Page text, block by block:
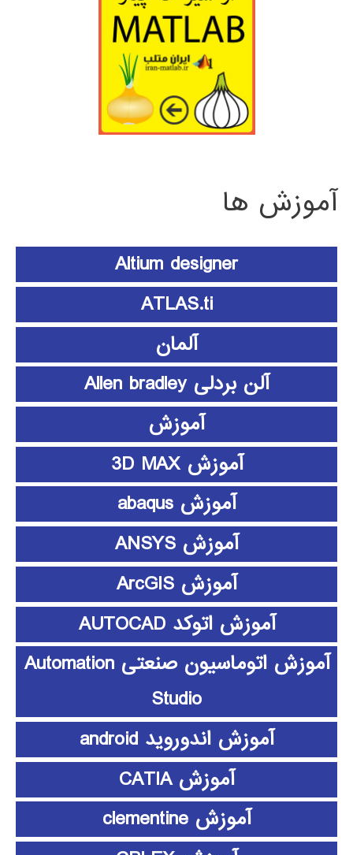
آموزش ها
Altium designer
ATLAS.ti
آلمان
آلن بردلی Allen bradley
آموزش
آموزش 3D MAX
آموزش abaqus
آموزش ANSYS
آموزش ArcGIS
آموزش اتوکد AUTOCAD
آموزش اتوماسیون صنعتی Automation
Studio
آموزش اندوروید android
آموزش CATIA
آموزش clementine